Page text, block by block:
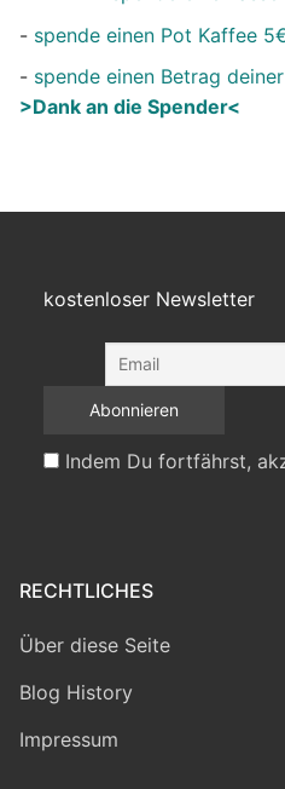
- spende einen Pot Kaffee
- spende einen Betrag
>Dank an die Spender<
kostenloser Newsletter
Indem Du fortfährst,
RECHTLICHES
Über diese Seite
Blog History
Impressum